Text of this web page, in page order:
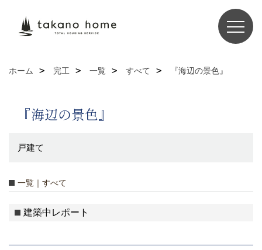
ホーム 完工 一覧 すべて 『海辺の景色』
『海辺の景色』
戸建て
一覧｜すべて
建築中レポート